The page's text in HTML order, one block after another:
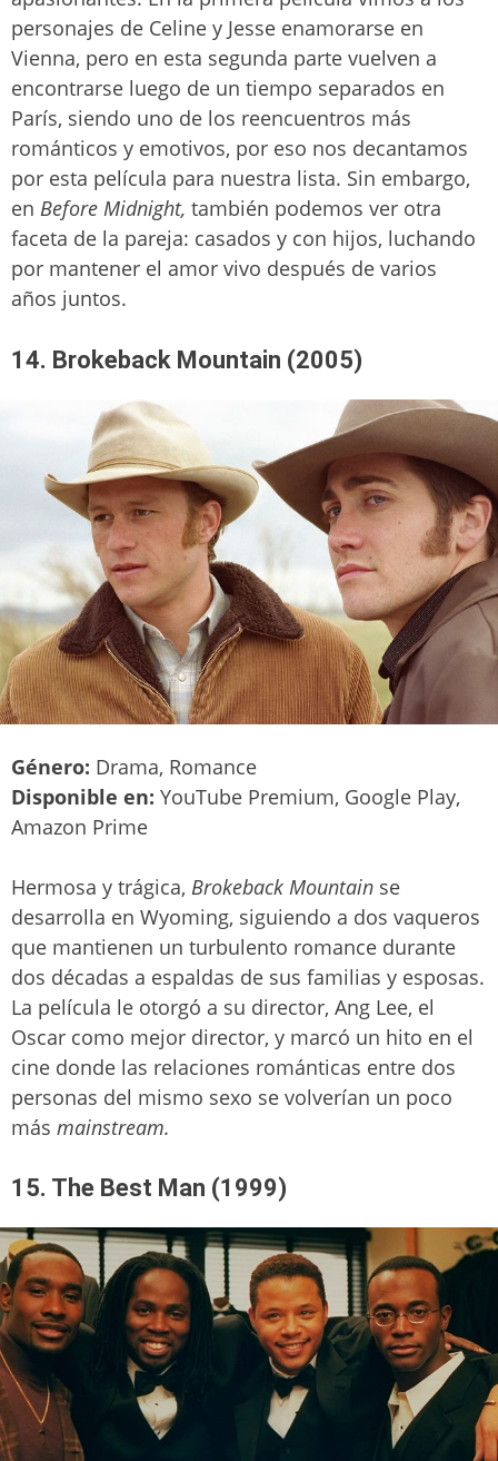
personajes de Celine y Jesse enamorarse en
Vienna, pero en esta segunda parte vuelven a
encontrarse luego de un tiempo separados en
París, siendo uno de los reencuentros más
románticos y emotivos, por eso nos decantamos
por esta película para nuestra lista. Sin embargo,
en Before Midnight, también podemos ver otra
faceta de la pareja: casados y con hijos, luchando
por mantener el amor vivo después de varios
años juntos.
14. Brokeback Mountain (2005)
Género: Drama, Romance
Disponible en: YouTube Premium, Google Play,
Amazon Prime
Hermosa y trágica, Brokeback Mountain se
desarrolla en Wyoming, siguiendo a dos vaqueros
que mantienen un turbulento romance durante
dos décadas a espaldas de sus familias y esposas.
La película le otorgó a su director, Ang Lee, el
Oscar como mejor director, y marcó un hito en el
cine donde las relaciones románticas entre dos
personas del mismo sexo se volverían un poco
más mainstream.
15. The Best Man (1999)